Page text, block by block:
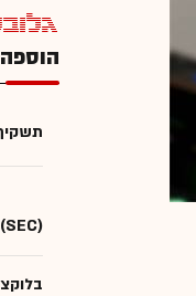
הרשות לניירות ערך האמריקאית (SEC)